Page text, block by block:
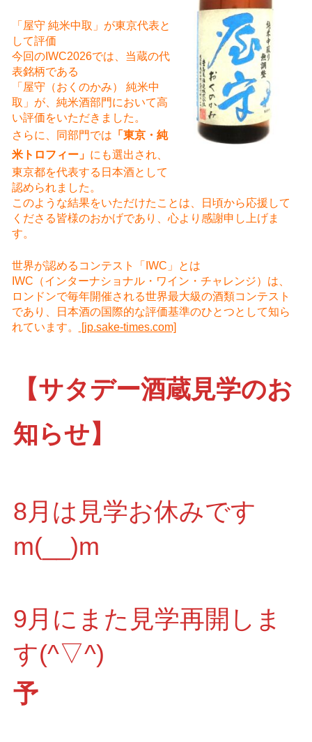
「屋守 純米中取」が東京代表と
して評価
今回のIWC2026では、当蔵の代
表銘柄である
「屋守（おくのかみ） 純米中
取」が、純米酒部門において高
い評価をいただきました。
さらに、同部門では 「東京・純
米トロフィー」 にも選出され、
東京都を代表する日本酒として
認められました。
このような結果をいただけたことは、日頃から応援して
くださる皆様のおかげであり、心より感謝申し上げま
す。
世界が認めるコンテスト「IWC」とは
IWC（インターナショナル・ワイン・チャレンジ）は、
ロンドンで毎年開催される世界最大級の酒類コンテスト
であり、日本酒の国際的な評価基準のひとつとして知ら
れています。
[jp.sake-times.com]
【サタデー酒蔵見学のお
知らせ】
8月は見学お休みです
m(__)m
9月にまた見学再開しま
す(^▽^)
予